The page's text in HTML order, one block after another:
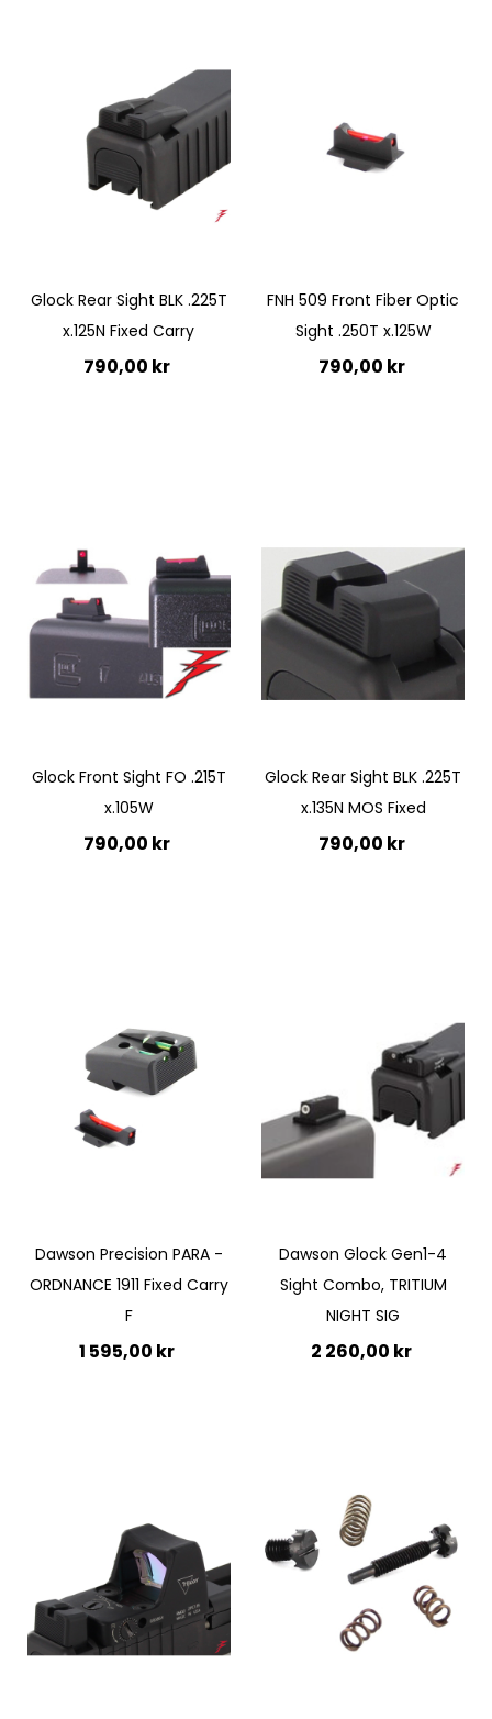
Quickview
Glock Rear Sight BLK .225T
x.125N Fixed Carry
790,00 kr
Quickview
FNH 509 Front Fiber Optic
Sight .250T x.125W
790,00 kr
Quickview
Glock Front Sight FO .215T
x.105W
790,00 kr
Quickview
Glock Rear Sight BLK .225T
x.135N MOS Fixed
790,00 kr
Quickview
Dawson Precision PARA -
ORDNANCE 1911 Fixed Carry
F
1 595,00 kr
Quickview
Dawson Glock Gen1-4
Sight Combo, TRITIUM
NIGHT SIG
2 260,00 kr